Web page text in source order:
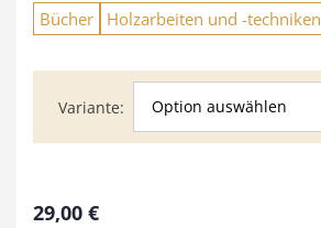
Bücher Holzarbeiten und -techniken
Variante Option auswählen
29,00 €